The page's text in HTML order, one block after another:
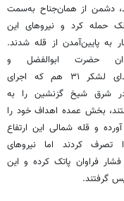
دشمن از همان‌جناح به‌سمت
حمله کرد و نیروهای این
به پایین‌آمدن از قله شدند.
حضرت ابوالفضل و
سیدالشهدای لشکر ۳۱ هم که اجرای
شرق شیخ گزنشین را به
بخش عمده اهداف خود را
و قله شمالی این ارتفاع
را تصرف کردند اما نیروهای
فراوان پاتک کرده و این
پس گرفتند.